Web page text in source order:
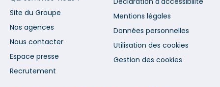
Site du Groupe
Nos agences
Nous contacter
Espace presse
Recrutement
Mentions légales
Données personnelles
Utilisation des cookies
Gestion des cookies